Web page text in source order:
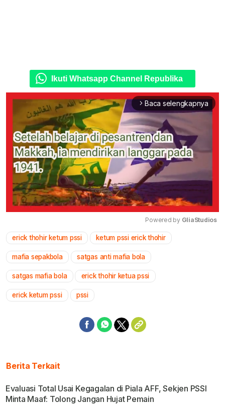
Ikuti Whatsapp Channel Republika
arrow_forward_ios Baca selengkapnya
Powered by GliaStudios
erick thohir ketum pssi ketum pssi erick thohir
mafia sepakbola satgas anti mafia bola
satgas mafia bola erick thohir ketua pssi
erick ketum pssi pssi
Berita Terkait
Evaluasi Total Usai Kegagalan di Piala AFF, Sekjen PSSI
Minta Maaf: Tolong Jangan Hujat Pemain